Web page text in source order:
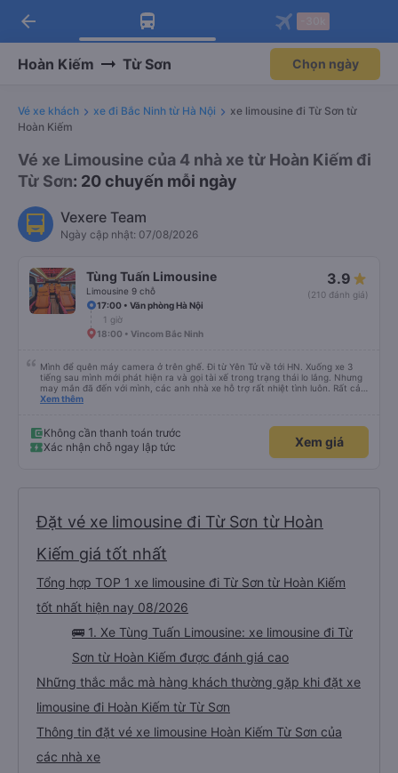
Tải app Vexere ngay!
Nhận ưu đãi thành viên độc
Mở app
Tải app Vexere
-30k/ghế khi đặt vé máy bay qua
Mở app
arrow_back
Hoàn Kiếm Từ Sơn Chọn ngày
Vé xe khách xe đi Bắc Ninh từ Hà Nội
xe limousine đi Từ Sơn từ
Hoàn Kiếm
Vé xe Limousine của 4 nhà xe từ Hoàn Kiếm đi
Từ Sơn: 20 chuyến mỗi ngày
Vexere Team
Ngày cập nhật: 07/08/2026
Tùng Tuấn Limousine
Limousine 9 chỗ
3.9
(210 đánh giá)
17:00 • Văn phòng Hà Nội
1 giờ
18:00 • Vincom Bắc Ninh
Mình để quên máy camera ở trên ghế. Đi từ Yên Tử về tới HN. Xuống xe 3
tiếng sau mình mới phát hiện ra và gọi tài xế trong trạng thái lo lắng. Nhưng
may mắn đã đến với mình, các anh nhà xe hỗ trợ rất nhiệt tình luôn. Rất cảm
ơn và chúc các anh nhà xe Tùng Tuấn sức khoẻ, vạn dặm bình an ạ!
Xem thêm
Không cần thanh toán trước
Xác nhận chỗ ngay lập tức
Xem giá
Đặt vé xe limousine đi Từ Sơn từ Hoàn
Kiếm giá tốt nhất
Tổng hợp TOP 1 xe limousine đi Từ Sơn từ Hoàn Kiếm
tốt nhất hiện nay 08/2026
🚌 1. Xe Tùng Tuấn Limousine: xe limousine đi Từ
Sơn từ Hoàn Kiếm được đánh giá cao
Những thắc mắc mà hàng khách thường gặp khi đặt xe
limousine đi Hoàn Kiếm từ Từ Sơn
Thông tin đặt vé xe limousine Hoàn Kiếm Từ Sơn của
các nhà xe